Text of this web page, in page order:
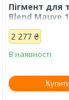
Пігмент для
Blend Mauve
2 277 ₴
В наявності